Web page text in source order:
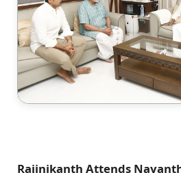
Rajinikanth Attends